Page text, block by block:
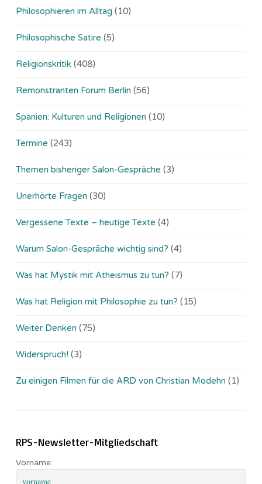
Philosophieren im Alltag (10)
Philosophische Satire (5)
Religionskritik (408)
Remonstranten Forum Berlin (56)
Spanien: Kulturen und Religionen (10)
Termine (243)
Themen bisheriger Salon-Gespräche (3)
Unerhörte Fragen (30)
Vergessene Texte – heutige Texte (4)
Warum Salon-Gespräche wichtig sind? (4)
Was hat Mystik mit Atheismus zu tun? (7)
Was hat Religion mit Philosophie zu tun? (15)
Weiter Denken (75)
Widerspruch! (3)
Zu einigen Filmen für die ARD von Christian Modehn (1)
RPS-Newsletter-Mitgliedschaft
Vorname: